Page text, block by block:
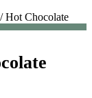
/Hot Chocolate